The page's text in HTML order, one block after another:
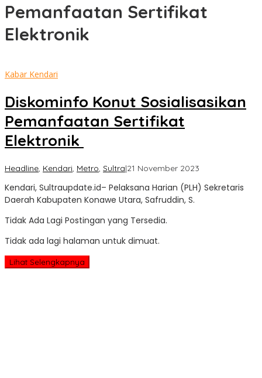
Pemanfaatan Sertifikat
Elektronik
Kabar Kendari
Diskominfo Konut Sosialisasikan
Pemanfaatan Sertifikat
Elektronik
Headline, Kendari, Metro, Sultra|21 November 2023
Update
Kendari, Sultraupdate.id– Pelaksana Harian (PLH) Sekretaris
Daerah Kabupaten Konawe Utara, Safruddin, S.
Tidak Ada Lagi Postingan yang Tersedia.
Tidak ada lagi halaman untuk dimuat.
Lihat Selengkapnya